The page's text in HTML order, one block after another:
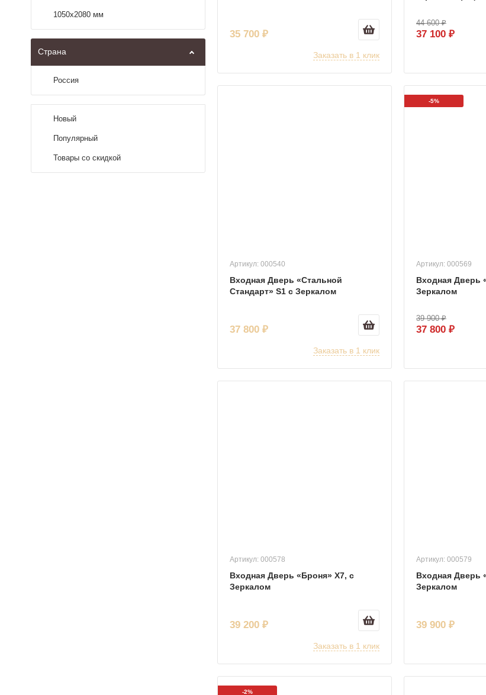
1050х2080 мм
Страна
Россия
Новый
Популярный
Товары со скидкой
35 700 ₽
Заказать в 1 клик
44 600 ₽
37 100 ₽
Артикул: 000540
Входная Дверь «Стальной
Стандарт» S1 с Зеркалом
37 800 ₽
Заказать в 1 клик
-5%
Артикул: 000569
Входная Дверь
Зеркалом
39 900 ₽
37 800 ₽
Артикул: 000578
Входная Дверь «Броня» Х7, с
Зеркалом
39 200 ₽
Заказать в 1 клик
Артикул: 000579
Входная Дверь
Зеркалом
39 900 ₽
-2%